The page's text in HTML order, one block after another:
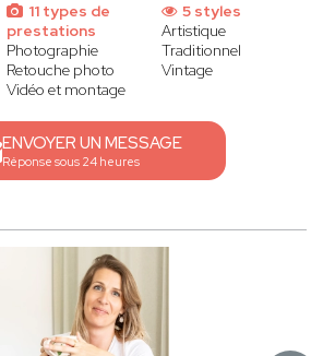
11 types de
prestations
Photographie
Retouche photo
Vidéo et montage
5 styles
Artistique
Traditionnel
Vintage
ENVOYER UN MESSAGE
Réponse sous 24 heures